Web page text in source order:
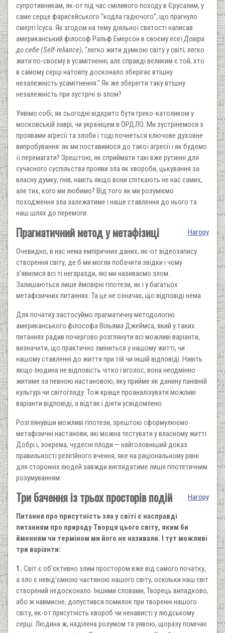
супротивникам, як-от під час сміливого походу в Єрусалим, у
саме серце фарисейського “кодла гадючого”, що прагнуло
смерті Ісуса. Як згодом на тему діяльної святості написав
американський філософ Ральф Емерсон в своєму есеїДовіра
до себе (Self-reliance), “легко жити думкою світу у світі; легко
жити по-своєму в усамітненні; але справді великим є той, хто
в самому серці натовпу досконало зберігає втішну
незалежність усамітнення.” Як же зберегти таку втішну
незалежність при зустрічі зі злом?
Уявімо собі, як сьогодні відкрито бути греко-католиком у
московській лаврі, чи українцем в ОРДЛО. Ми зустрінемося з
проявами агресії та злоби і тоді почнеться ключове духовне
випробування: як ми поставимося до такої агресії і як будемо
її перемагати? Зрештою, як сприймати такі вже рутинні для
сучасного суспільства прояви зла як хвороби, цькування за
власну думку, гнів, навіть якщо вони спіткають не нас самих,
але тих, кого ми любимо? Від того як ми розуміємо
походження зла залежатиме і наше ставлення до нього та
наш шлях до перемоги.
Нагору
Прагматичний метод у метафізиці
Очевидно, в нас нема емпіричних даних, як-от відеозапису
створення світу, де б ми могли побачити звідки і чому
з’явилися всі ті негаразди, які ми називаємо злом.
Залишаються лише ймовірні гіпотези, як і у багатьох
метафізичних питаннях. Та це не означає, що відповіді нема.
Для початку застосуймо прагматичну методологію
американського філософа Вільяма Джеймса, який у таких
питаннях радив почергово розглянути всі можливі варіанти,
визначити, що практично зміниться у нашому житті, чи
нашому ставленні до життя при тій чи іншій відповіді. Навіть
якщо людина не відповість чітко і вголос, вона неодмінно
житиме за певною настановою, яку прийме як данину панівній
культурі чи світогляду. Тож краще проаналізувати можливі
варіанти відповіді, а відтак і діяти усвідомлено.
Розглянувши можливі гіпотези, зрештою сформулюємо
метафізичні настанови, які можна тестувати у власному житті.
Добрі і, зокрема, чудесні плоди — найголовніший доказ
правильності релігійного вчення, яке на раціональному рівні
для сторонніх людей завжди виглядатиме лише гіпотетичним
розумуванням.
Нагору
Три бачення із трьох просторів подій
Питання про присутність зла у світі є насправді
питанням про природу Творця цього світу, яким би
йменням чи терміном ми його не називали. І тут можливі
три варіанти:
1. Світ є об’єктивно злим простором вже від самого початку,
а зло є невід’ємною частиною нашого світу, оскільки наш світ
створений недосконало. Іншими словами, Творець випадково,
або ж навмисне, допустився помилок при творенні нашого
світу, як-от присутність хвороб чи ненависті у людському
серці. Людина ж, наділена розумом та уявою, щоразу помічає